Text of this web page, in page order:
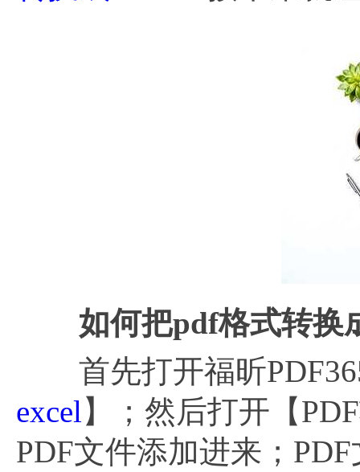
如何把pdf格式转换
首先打开福昕
excel 】；然后打开【
PDF文件添加进来；